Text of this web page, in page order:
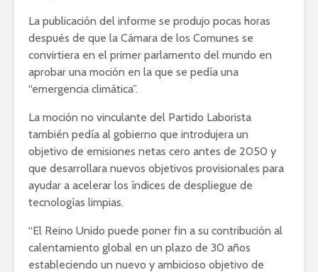
La publicación del informe se produjo pocas horas
después de que la Cámara de los Comunes se
convirtiera en el primer parlamento del mundo en
aprobar una moción en la que se pedía una
“emergencia climática”.
La moción no vinculante del Partido Laborista
también pedía al gobierno que introdujera un
objetivo de emisiones netas cero antes de 2050 y
que desarrollara nuevos objetivos provisionales para
ayudar a acelerar los índices de despliegue de
tecnologías limpias.
“El Reino Unido puede poner fin a su contribución al
calentamiento global en un plazo de 30 años
estableciendo un nuevo y ambicioso objetivo de